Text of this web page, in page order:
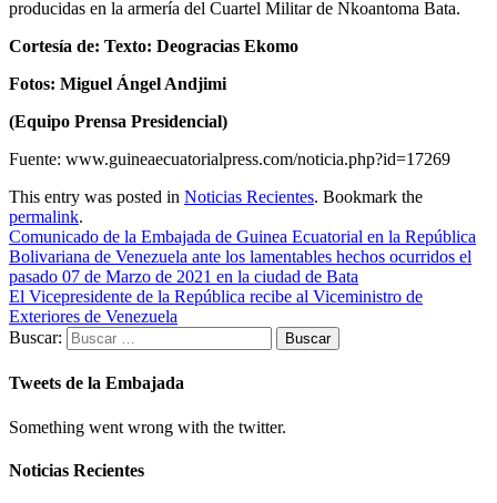
producidas en la armería del Cuartel Militar de Nkoantoma Bata.
Cortesía de: Texto: Deogracias Ekomo
Fotos: Miguel Ángel Andjimi
(Equipo Prensa Presidencial)
Fuente: www.guineaecuatorialpress.com/noticia.php?id=17269
This entry was posted in Noticias Recientes. Bookmark the
permalink.
Comunicado de la Embajada de Guinea Ecuatorial en la República
Bolivariana de Venezuela ante los lamentables hechos ocurridos el
pasado 07 de Marzo de 2021 en la ciudad de Bata
El Vicepresidente de la República recibe al Viceministro de
Exteriores de Venezuela
Buscar:
Tweets de la Embajada
Something went wrong with the twitter.
Noticias Recientes